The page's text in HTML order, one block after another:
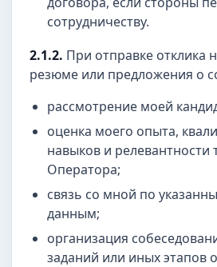
сотрудничеству.
2.1.2. При отправке отклика
резюме или предложения о
рассмотрение моей
оценка моего опыта,
навыков и релевантности
Оператора;
связь со мной по
данным;
организация
заданий или иных этапов